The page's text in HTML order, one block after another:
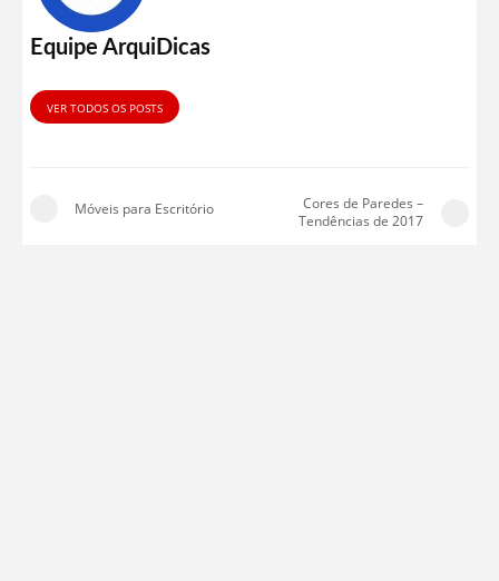
Equipe ArquiDicas
VER TODOS OS POSTS
Móveis para Escritório
Cores de Paredes –
Tendências de 2017